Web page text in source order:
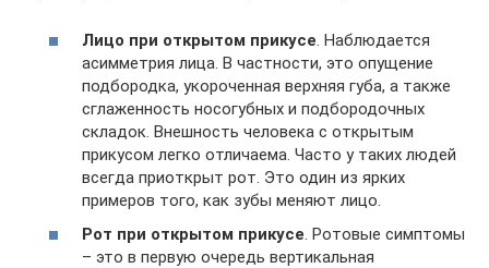
Лицо при открытом прикусе . Наблюдается
асимметрия лица. В частности, это опущение
подбородка, укороченная верхняя губа, а также
сглаженность носогубных и подбородочных
складок. Внешность человека с открытым
прикусом легко отличаема. Часто у таких людей
всегда приоткрыт рот. Это один из ярких
примеров того, как зубы меняют лицо.
Рот при открытом прикусе. Ротовые симптомы
– это в первую очередь вертикальная